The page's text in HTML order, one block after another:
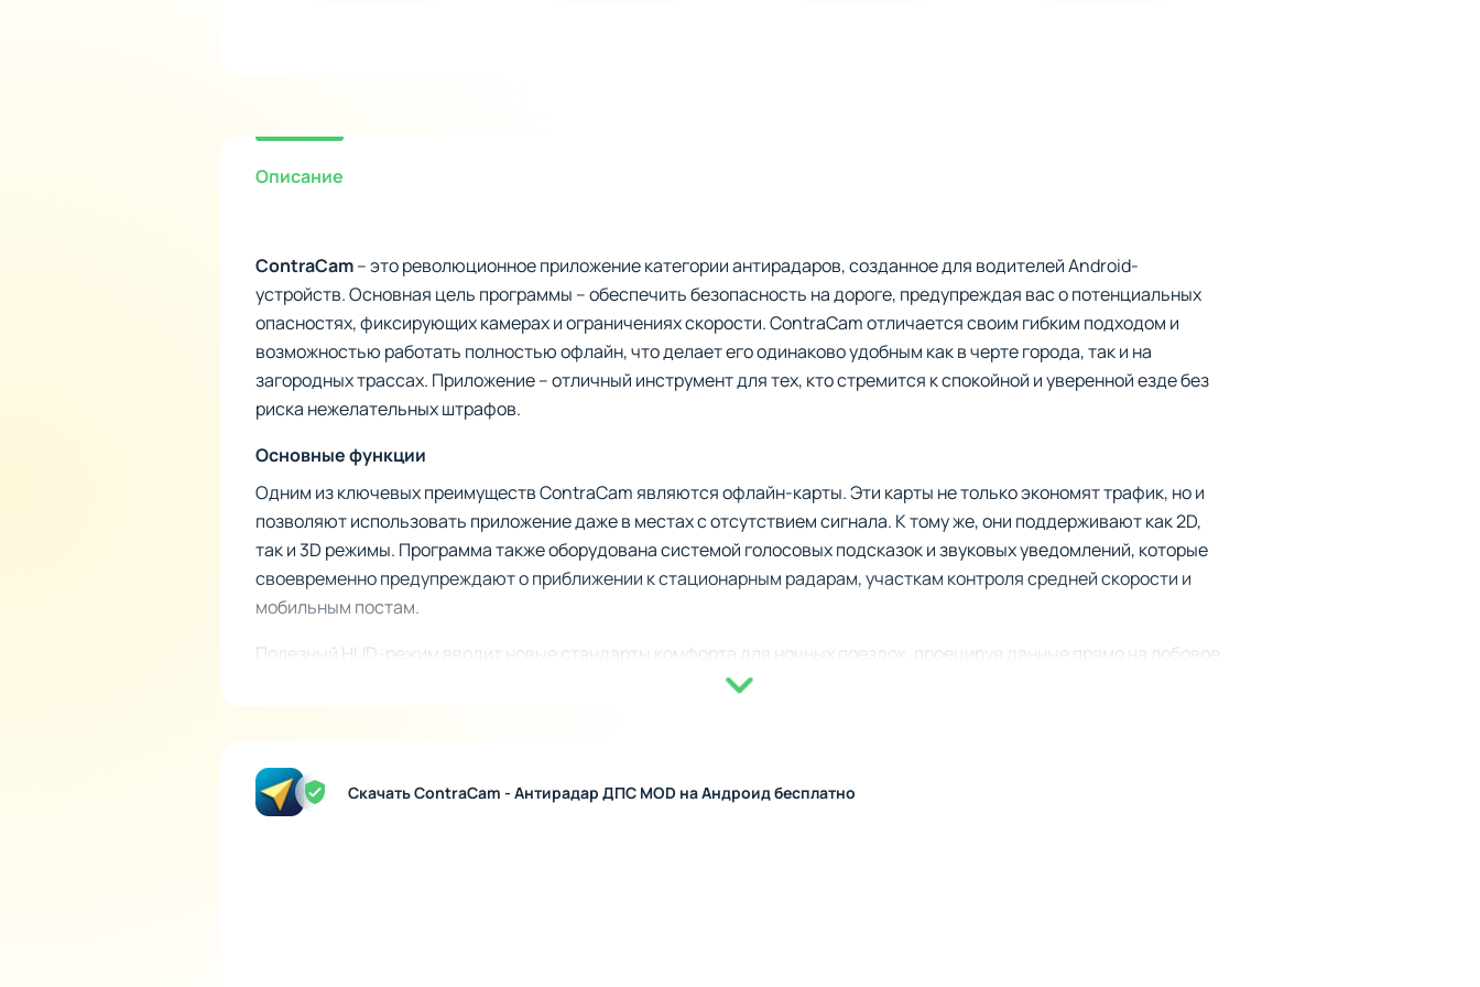
Описание
ContraCam– это революционное приложение категории антирадаров, созданное для водителей Android-
устройств. Основная цель программы – обеспечить безопасность на дороге, предупреждая вас о потенциальных
опасностях, фиксирующих камерах и ограничениях скорости. ContraCam отличается своим гибким подходом и
возможностью работать полностью офлайн, что делает его одинаково удобным как в черте города, так и на
загородных трассах. Приложение – отличный инструмент для тех, кто стремится к спокойной и уверенной езде без
риска нежелательных штрафов.
Основные функции
Одним из ключевых преимуществ ContraCam являются офлайн-карты. Эти карты не только экономят трафик, но и
позволяют использовать приложение даже в местах с отсутствием сигнала. К тому же, они поддерживают как 2D,
так и 3D режимы. Программа также оборудована системой голосовых подсказок и звуковых уведомлений, которые
своевременно предупреждают о приближении к стационарным радарам, участкам контроля средней скорости и
мобильным постам.
Полезный HUD-режим вводит новые стандарты комфорта для ночных поездок, проецируя данные прямо на лобовое
стекло автомобиля. Таким образом, вы можете полностью сосредоточиться на дороге, минимизируя отвлечения.
ContraCam предлагает функции, созданные для максимального удобства вождения:
Радар-детектор
Скачать ContraCam - Антирадар ДПС MOD на Андроид бесплатно